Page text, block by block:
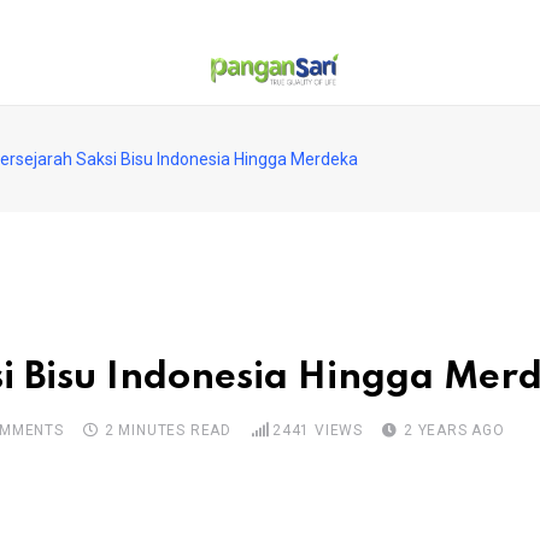
Saksi Bisu Indonesia Hingga Merdeka
Bisu Indonesia Hingga
2 MINUTES READ 2441 VIEWS 2 YEARS AGO